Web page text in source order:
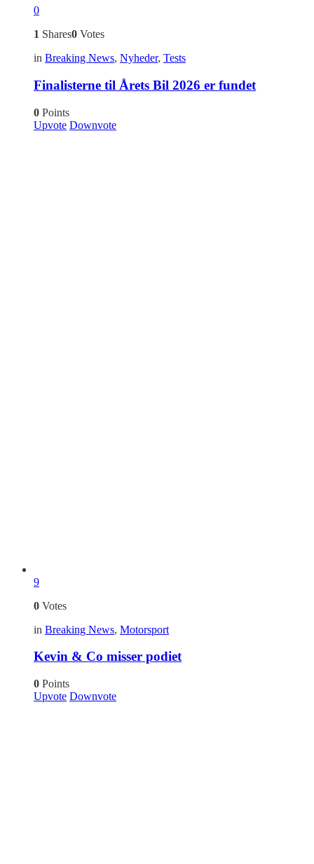
0
1 Shares0 Votes
in Breaking News, Nyheder, Tests
Finalisterne til Årets Bil 2026 er fundet
0 Points
Upvote Downvote
9
0 Votes
in Breaking News, Motorsport
Kevin & Co misser podiet
0 Points
Upvote Downvote